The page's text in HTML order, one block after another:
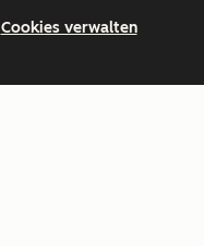
Cookies verwalten